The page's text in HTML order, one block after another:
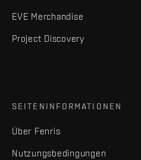
EVE Merchandise
Project Discovery
SEITENINFORMATIONEN
Über Fenris
Nutzungsbedingungen